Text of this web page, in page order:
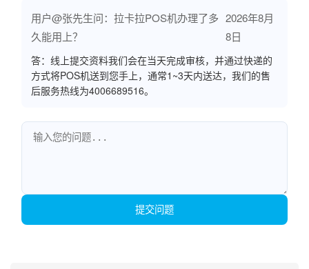
用户@张先生问：拉卡拉POS机办理了多
久能用上？
2026年8月
8日
答：线上提交资料我们会在当天完成审核，并通过快递的
方式将POS机送到您手上，通常1~3天内送达，我们的售
后服务热线为4006689516。
提交问题